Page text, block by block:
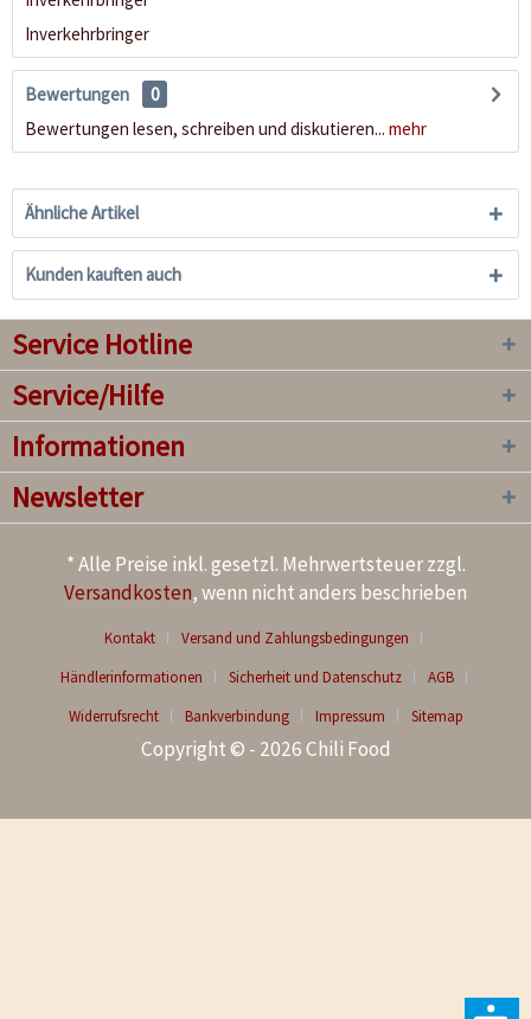
Inverkehrbringer
Bewertungen
0
Bewertungen lesen, schreiben und diskutieren... mehr
Ähnliche Artikel
Kunden kauften auch
Service Hotline
Service/Hilfe
Informationen
Newsletter
* Alle Preise inkl. gesetzl. Mehrwertsteuer zzgl.
Versandkosten, wenn nicht anders beschrieben
Kontakt
Versand und Zahlungsbedingungen
Händlerinformationen
Sicherheit und Datenschutz
AGB
Widerrufsrecht
Bankverbindung Impressum Sitemap
Copyright © - 2026 Chili Food